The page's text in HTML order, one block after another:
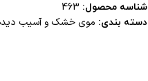
شناسه محصول: 463
دسته بندی: موی خشک و آسیب